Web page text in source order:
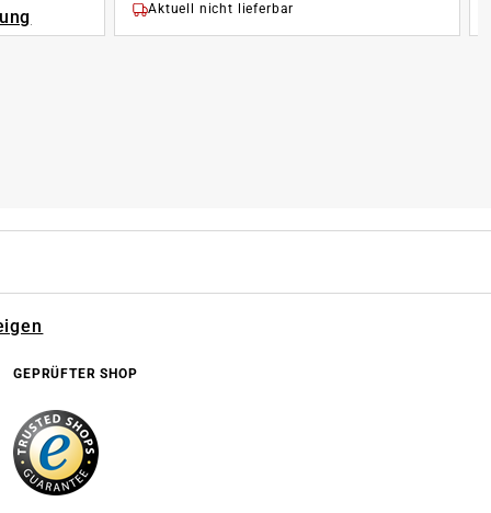
Aktuell nicht lieferbar
GEPRÜFTER SHOP